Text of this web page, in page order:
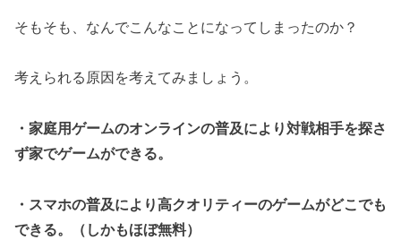
そもそも、なんでこんなことになってしまったのか？
考えられる原因を考えてみましょう。
・家庭用ゲームのオンラインの普及により対戦相手を探さ
ず家でゲームができる。
・スマホの普及により高クオリティーのゲームがどこでも
できる。（しかもほぼ無料）